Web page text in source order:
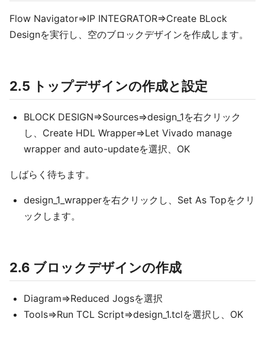
Flow Navigator⇒IP INTEGRATOR⇒Create BLock
Designを実行し、空のブロックデザインを作成します。
2.5 トップデザインの作成と設定
BLOCK DESIGN⇒Sources⇒design_1を右クリック
し、Create HDL Wrapper⇒Let Vivado manage
wrapper and auto-updateを選択、OK
しばらく待ちます。
design_1_wrapperを右クリックし、Set As Topをクリ
ックします。
2.6 ブロックデザインの作成
Diagram⇒Reduced Jogsを選択
Tools⇒Run TCL Script⇒design_1.tclを選択し、OK